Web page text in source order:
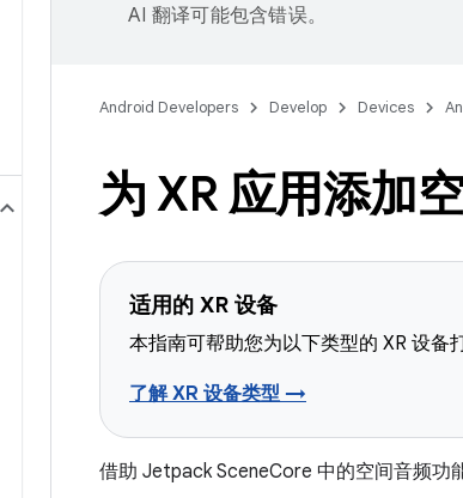
AI 翻译可能包含错误。
Android Developers Develop Devices
为 XR 应用添加
适用的 XR 设备
本指南可帮助您为以下类型的 XR 设备
了解 XR 设备类型 →
借助 Jetpack SceneCore 中的空间音频功